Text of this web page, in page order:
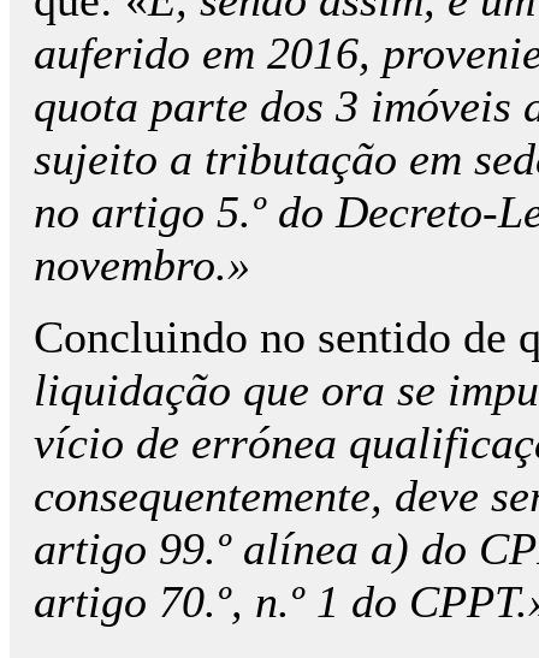
auferido em 2016,
quota parte dos 3 imóveis
sujeito a tributação em
no artigo 5.º do Decreto-
novembro.»
Concluindo no sentido de
liquidação que ora se
vício de errónea
consequentemente, deve
artigo 99.º alínea a) do
artigo 70.º, n.º 1 do